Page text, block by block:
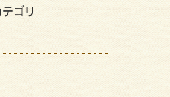
ゴリ